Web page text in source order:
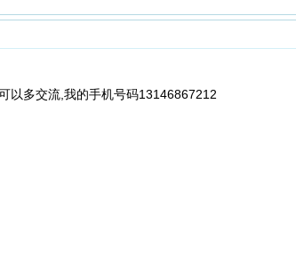
以多交流,我的手机号码13146867212